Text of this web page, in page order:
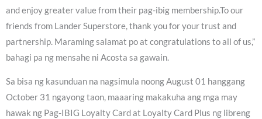
and enjoy greater value from their pag-ibig membership.To our
friends from Lander Superstore, thank you for your trust and
partnership. Maraming salamat po at congratulations to all of us,”
bahagi pa ng mensahe ni Acosta sa gawain.
Sa bisa ng kasunduan na nagsimula noong August 01 hanggang
October 31 ngayong taon, maaaring makakuha ang mga may
hawak ng Pag-IBIG Loyalty Card at Loyalty Card Plus ng libreng